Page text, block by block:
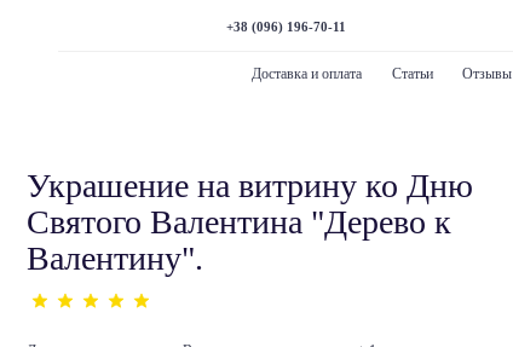
+38 (096) 196-70-11
Доставка и оплата Статьи Отзывы
Украшение на витрину ко Дню
Святого Валентина "Дерево к
Валентину".